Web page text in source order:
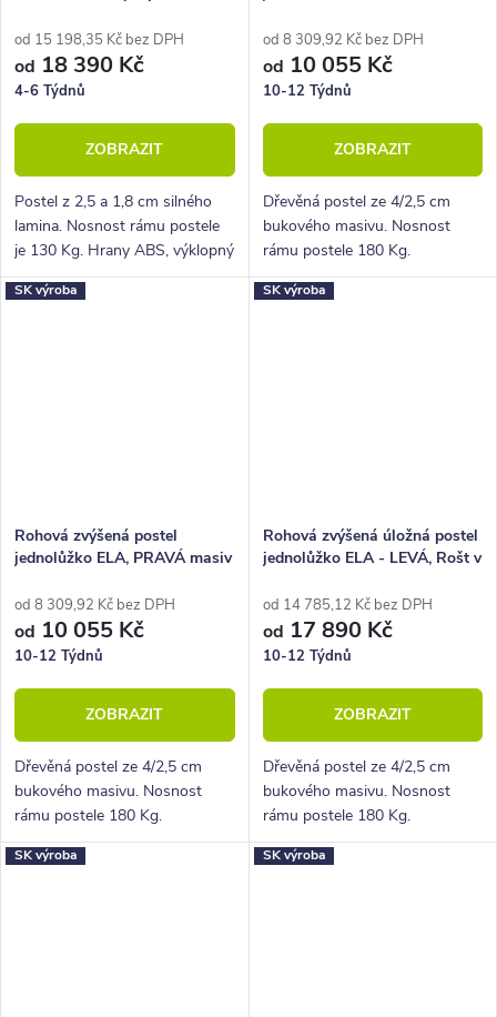
od 15 198,35 Kč bez DPH
od 18 390 Kč
4-6 Týdnů
ZOBRAZIT
Postel z 2,5 a 1,8 cm silného
lamina. Nosnost rámu postele
je 130 Kg. Hrany ABS, výklopný
rošt v ceně.
od 8 309,92 Kč bez DPH
od 10 055 Kč
10-12 Týdnů
ZOBRAZIT
Dřevěná postel ze 4/2,5 cm
bukového masivu. Nosnost
rámu postele 180 Kg.
Povrchová úprava lakem. Pevná
dřevěná lišta pro rošty.
SK výroba
Rohová zvýšená postel
jednolůžko ELA, PRAVÁ masiv
od 8 309,92 Kč bez DPH
od 10 055 Kč
10-12 Týdnů
ZOBRAZIT
Dřevěná postel ze 4/2,5 cm
bukového masivu. Nosnost
rámu postele 180 Kg.
Povrchová úprava lakem. Pevná
dřevěná lišta pro rošty.
SK výroba
Rohová zvýšená úložná postel
jednolůžko ELA - LEVÁ, Rošt v
od 14 785,12 Kč bez DPH
od 17 890 Kč
10-12 Týdnů
ZOBRAZIT
Dřevěná postel ze 4/2,5 cm
bukového masivu. Nosnost
rámu postele 180 Kg.
Povrchová úprava lakem. Pevná
dřevěná lišta pro rošty.
SK výroba SK výroba